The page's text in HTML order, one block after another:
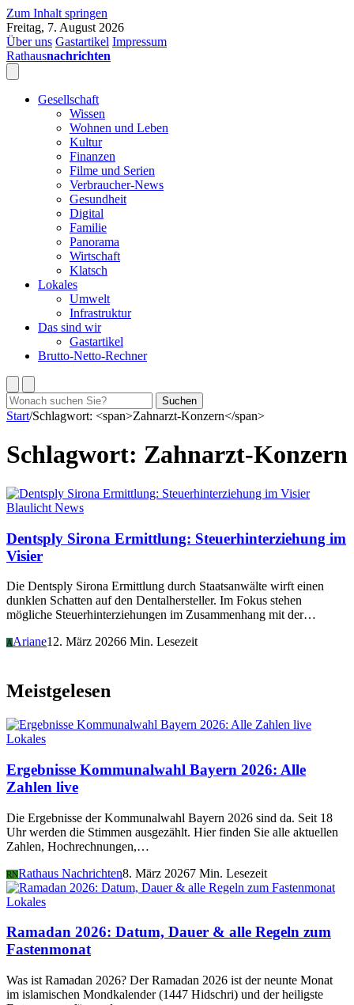
Zum Inhalt springen
Freitag, 7. August 2026
Über uns Gastartikel Impressum
Rathausnachrichten
Gesellschaft
Wissen
Wohnen und Leben
Kultur
Finanzen
Filme und Serien
Verbraucher-News
Gesundheit
Digital
Familie
Panorama
Wirtschaft
Klatsch
Lokales
Umwelt
Infrastruktur
Das sind wir
Gastartikel
Brutto-Netto-Rechner
Suchen
nach:
Suchen
Start/Schlagwort: <span>Zahnarzt-Konzern</span>
Schlagwort: Zahnarzt-Konzern
Blaulicht News
Dentsply Sirona Ermittlung: Steuerhinterziehung im
Visier
Die Dentsply Sirona Ermittlung durch Staatsanwälte wirft einen
dunklen Schatten auf den Dentalhersteller. Im Fokus stehen
mögliche Steuerhinterziehungen im Zusammenhang mit der…
AAriane12. März 20266 Min. Lesezeit
Meistgelesen
Lokales
Ergebnisse Kommunalwahl Bayern 2026: Alle
Zahlen live
Die Ergebnisse der Kommunalwahl Bayern 2026 sind da. Seit 18
Uhr werden die Stimmen ausgezählt. Hier finden Sie alle aktuellen
Zahlen, Hochrechnungen,…
RNRathaus Nachrichten8. März 20267 Min. Lesezeit
Lokales
Ramadan 2026: Datum, Dauer & alle Regeln zum
Fastenmonat
Was ist Ramadan 2026? Der Ramadan 2026 ist der neunte Monat
im islamischen Mondkalender (1447 Hidschri) und der heiligste